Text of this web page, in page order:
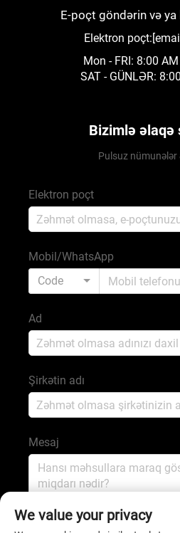
E-poçt göndərin və ya
Elektron poçt:
Mon - FRI: 8:00
SAT - GÜNLƏR:
Bizimlə əlaqə
Pulsuz nümunələr
Elektron poçt
Mobil/WhatsApp
Code
Ad
Şirkətin adı
Mesaj
We value your privacy